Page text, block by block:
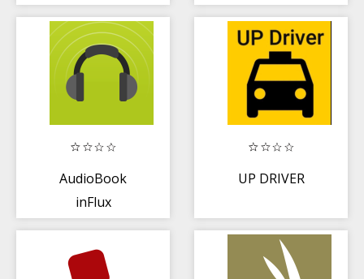
AudioBook
inFlux
UP DRIVER